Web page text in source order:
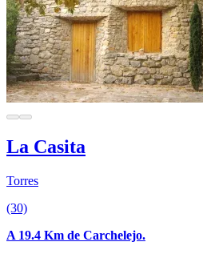
La Casita
Torres
(30)
A 19.4 Km de Carchelejo.